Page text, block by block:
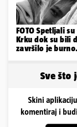
FOTO Spetljali su
Krku dok su bili
završilo je
Sve što
Skini
komentiraj i